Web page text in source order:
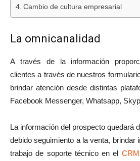
Cambio de cultura empresarial
La omnicanalidad
A través de la información
clientes a través de nuestros
brindar atención desde distintas
Facebook Messenger, Whatsapp,
La información del prospecto quedará
debido seguimiento a la venta, brindar
trabajo de soporte técnico en el CRM